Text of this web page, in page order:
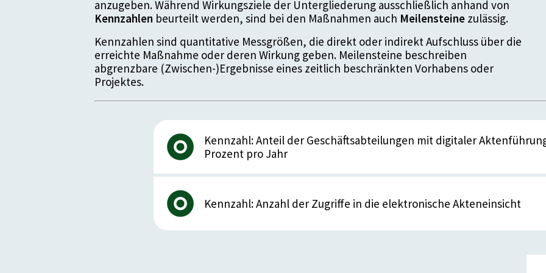
anzugeben. Während Wirkungsziele der Untergliederung ausschließlich anhand von
Kennzahlen beurteilt werden, sind bei den Maßnahmen auch Meilensteine zulässig.
Kennzahlen sind quantitative Messgrößen, die direkt oder indirekt Aufschluss über die
erreichte Maßnahme oder deren Wirkung geben. Meilensteine beschreiben
abgrenzbare (Zwischen-)Ergebnisse eines zeitlich beschränkten Vorhabens oder
Projektes.
Kennzahl: Anteil der Geschäftsabteilungen mit digitaler
Prozent pro Jahr
Details zur Kennzahl
2023
Kennzahl: Anzahl der Zugriffe in die elektronische Akteneinsicht